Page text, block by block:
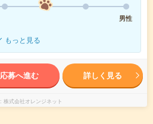
男性
もっと見る
応募へ進む 詳しく見る
株式会社オレンジネット